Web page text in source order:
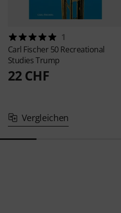
1
Carl Fischer 50 Recreational
Studies Trump
22 CHF
Vergleichen